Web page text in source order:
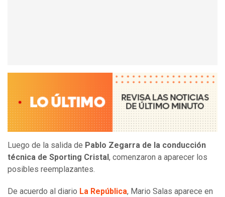
Luego de la salida de Pablo Zegarra de la conducción
técnica de Sporting Cristal , comenzaron a aparecer los
posibles reemplazantes.
De acuerdo al diario La República, Mario Salas aparece en